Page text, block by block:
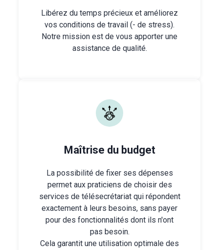
Libérez du temps précieux et améliorez
vos conditions de travail (- de stress).
Notre mission est de vous apporter une
assistance de qualité.
Maîtrise du budget
La possibilité de fixer ses dépenses
permet aux praticiens de choisir des
services de télésecrétariat qui répondent
exactement à leurs besoins, sans payer
pour des fonctionnalités dont ils n'ont
pas besoin.
Cela garantit une utilisation optimale des